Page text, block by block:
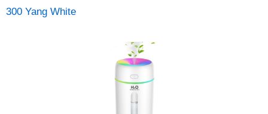
300 Yang White